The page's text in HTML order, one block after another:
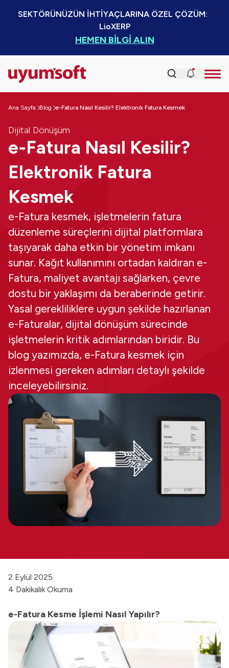
SEKTÖRÜNÜZÜN İHTİYAÇLARINA ÖZEL ÇÖZÜM:
LioXERP
HEMEN BİLGİ ALIN
Ana Sayfa Blog e-Fatura Nasıl Kesilir? Elektronik Fatura Kesmek
Dijital Dönüşüm
e-Fatura Nasıl Kesilir?
Elektronik Fatura
Kesmek
e-Fatura kesmek, işletmelerin fatura
düzenleme süreçlerini dijital platformlara
taşıyarak daha etkin bir yönetim imkanı
sunar. Kağıt kullanımını ortadan kaldıran e-
Fatura, maliyet avantajı sağlarken, çevre
dostu bir yaklaşımı da beraberinde getirir.
Yasal gerekliliklere uygun şekilde hazırlanan
e-Faturalar, dijital dönüşüm sürecinde
işletmelerin kritik adımlarından biridir. Bu
blog yazımızda, e-Fatura kesmek için
izlenmesi gereken adımları detaylı şekilde
inceleyebilirsiniz.
2 Eylül 2025
4 Dakikalık Okuma
e-Fatura Kesme İşlemi Nasıl Yapılır?